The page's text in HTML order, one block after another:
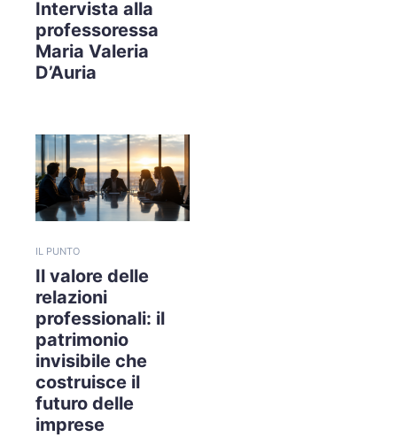
Intervista alla
professoressa
Maria Valeria
D’Auria
IL PUNTO
Il valore delle
relazioni
professionali: il
patrimonio
invisibile che
costruisce il
futuro delle
imprese